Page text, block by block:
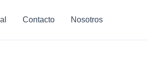
Contacto Nosotros